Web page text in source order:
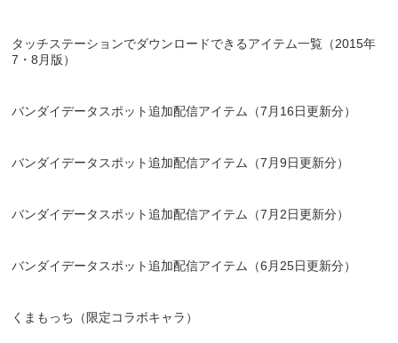
タッチステーションでダウンロードできるアイテム一覧（2015年
7・8月版）
バンダイデータスポット追加配信アイテム（7月16日更新分）
バンダイデータスポット追加配信アイテム（7月9日更新分）
バンダイデータスポット追加配信アイテム（7月2日更新分）
バンダイデータスポット追加配信アイテム（6月25日更新分）
くまもっち（限定コラボキャラ）